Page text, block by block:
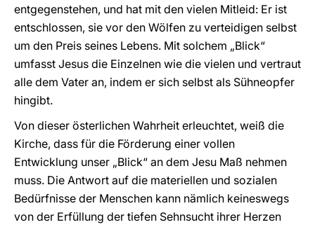
entgegenstehen, und hat mit den vielen Mitleid: Er ist
entschlossen, sie vor den Wölfen zu verteidigen selbst
um den Preis seines Lebens. Mit solchem „Blick“
umfasst Jesus die Einzelnen wie die vielen und vertraut
alle dem Vater an, indem er sich selbst als Sühneopfer
hingibt.
Von dieser österlichen Wahrheit erleuchtet, weiß die
Kirche, dass für die Förderung einer vollen
Entwicklung unser „Blick“ an dem Jesu Maß nehmen
muss. Die Antwort auf die materiellen und sozialen
Bedürfnisse der Menschen kann nämlich keineswegs
von der Erfüllung der tiefen Sehnsucht ihrer Herzen